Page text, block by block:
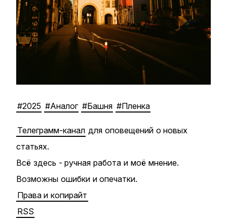
#2025 #Аналог #Башня #Пленка
Телеграмм-канал для оповещений о новых
статьях.
Всё здесь - ручная работа и моё мнение.
Возможны ошибки и опечатки.
Права и копирайт
RSS